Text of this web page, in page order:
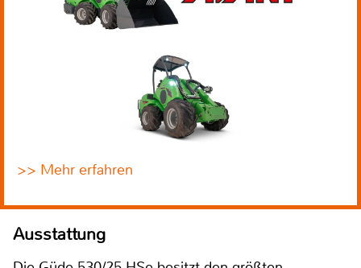
>> Mehr erfahren
Ausstattung